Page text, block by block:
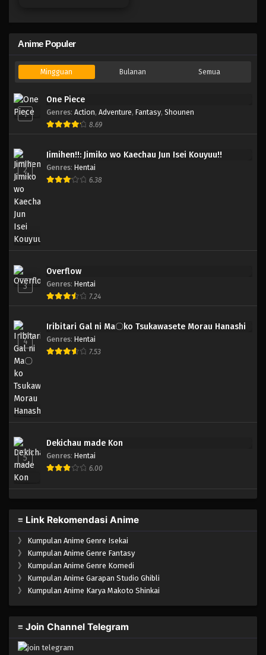
Anime Populer
Mingguan Bulanan Semua
1
One Piece
Genres: Action, Adventure, Fantasy, Shounen
8.69
2
Jimihen!!: Jimiko wo Kaechau Jun Isei Kouyuu!!
Genres: Hentai
6.38
3
Overflow
Genres: Hentai
7.24
4
Iribitari Gal ni Ma〇ko Tsukawasete Morau Hanashi
Genres: Hentai
7.53
5
Dekichau made Kon
Genres: Hentai
6.00
≡ Link Rekomendasi Anime
》 Kumpulan Anime Genre Isekai
》 Kumpulan Anime Genre Fantasy
》 Kumpulan Anime Genre Komedi
》 Kumpulan Anime Garapan Studio Ghibli
》 Kumpulan Anime Karya Makoto Shinkai
≡ Join Channel Telegram